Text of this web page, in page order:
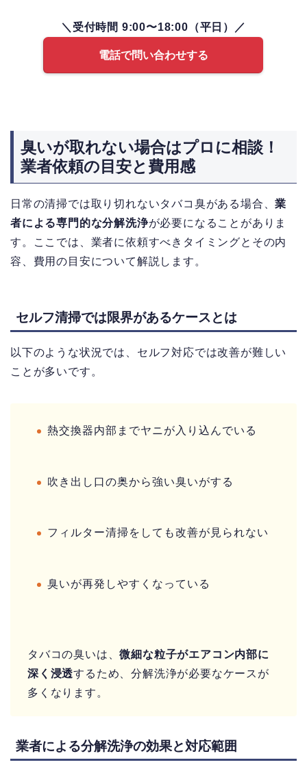
＼受付時間 9:00〜18:00（平日）／
電話で問い合わせする
臭いが取れない場合はプロに相談！
業者依頼の目安と費用感
日常の清掃では取り切れないタバコ臭がある場合、業
者による専門的な分解洗浄が必要になることがありま
す。ここでは、業者に依頼すべきタイミングとその内
容、費用の目安について解説します。
セルフ清掃では限界があるケースとは
以下のような状況では、セルフ対応では改善が難しい
ことが多いです。
熱交換器内部までヤニが入り込んでいる
吹き出し口の奥から強い臭いがする
フィルター清掃をしても改善が見られない
臭いが再発しやすくなっている
タバコの臭いは、微細な粒子がエアコン内部に
深く浸透するため、分解洗浄が必要なケースが
多くなります。
業者による分解洗浄の効果と対応範囲